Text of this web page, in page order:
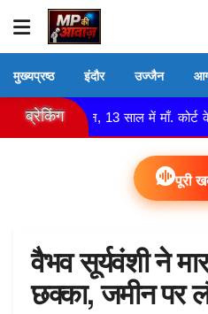
मुख्यप्रष्ठ इंदौर उज्जैन
ब्रेकिंग
दुल्हन, 13 साल में माँ. कोर्ट के फैसले ने
पूरी
वैभव सूर्यवंशी ने
छक्का, जमीन पर